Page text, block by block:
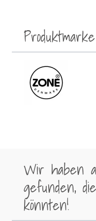
Produktmarke
Wir haben
gefunden,
könnten!